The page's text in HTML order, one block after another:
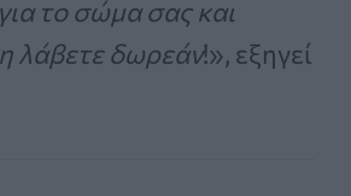
το σώμα σας και
λάβετε δωρεάν!», εξηγεί